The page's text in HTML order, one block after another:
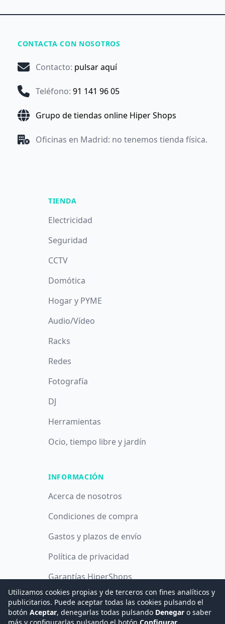
CONTACTA CON NOSOTROS
Contacto: pulsar aquí
Teléfono: 91 141 96 05
Grupo de tiendas online Hiper Shops
Oficinas en Madrid: no tenemos tienda física.
TIENDA
Electricidad
Seguridad
CCTV
Domótica
Hogar y PYME
Audio/Vídeo
Racks
Redes
Fotografía
DJ
Herramientas
Ocio, tiempo libre y jardín
INFORMACIÓN
Acerca de nosotros
Condiciones de compra
Gastos y plazos de envío
Política de privacidad
Garantías HiperShops
Política de cookies
Utilizamos cookies propias y de terceros con fines analíticos y
publicitarios. Puede aceptar todas las cookies pulsando el
botón Aceptar, denegarlas todas pulsando Denegar o saber